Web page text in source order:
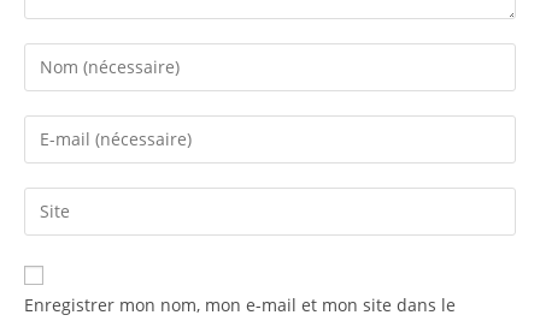
Enregistrer mon nom, mon e-mail et mon site dans le